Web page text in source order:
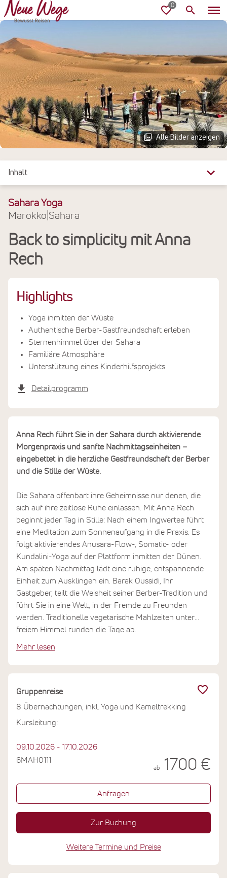
Alle Bilder anzeigen
Inhalt
Überblick
Reiseinfos
Leistungen
Sahara Yoga
Marokko Sahara
Back to simplicity mit Anna
Rech
Highlights
Yoga inmitten der Wüste
Authentische Berber-Gastfreundschaft erleben
Sternenhimmel über der Sahara
Familiäre Atmosphäre
Unterstützung eines Kinderhilfsprojekts
Detailprogramm
Anna Rech führt Sie in der Sahara durch aktivierende
Morgenpraxis und sanfte Nachmittagseinheiten –
eingebettet in die herzliche Gastfreundschaft der Berber
und die Stille der Wüste.
Die Sahara offenbart ihre Geheimnisse nur denen, die
sich auf ihre zeitlose Ruhe einlassen. Mit Anna Rech
beginnt jeder Tag in Stille: Nach einem Ingwertee führt
eine Meditation zum Sonnenaufgang in die Praxis. Es
folgt aktivierendes Anusara-Flow-, Somatic- oder
Kundalini-Yoga auf der Plattform inmitten der Dünen.
Am späten Nachmittag lädt eine ruhige, entspannende
Einheit zum Ausklingen ein. Barak Oussidi, Ihr
Gastgeber, teilt die Weisheit seiner Berber-Tradition und
führt Sie in eine Welt, in der Fremde zu Freunden
werden. Traditionelle vegetarische Mahlzeiten unter
freiem Himmel runden die Tage ab.
Mehr lesen
Gruppenreise
8 Übernachtungen, inkl. Yoga und Kameltrekking
Kursleitung:
09.10.2026 - 17.10.2026
6MAH0111
ab 1700 €
Anfragen
Zur Buchung
Weitere Termine und Preise